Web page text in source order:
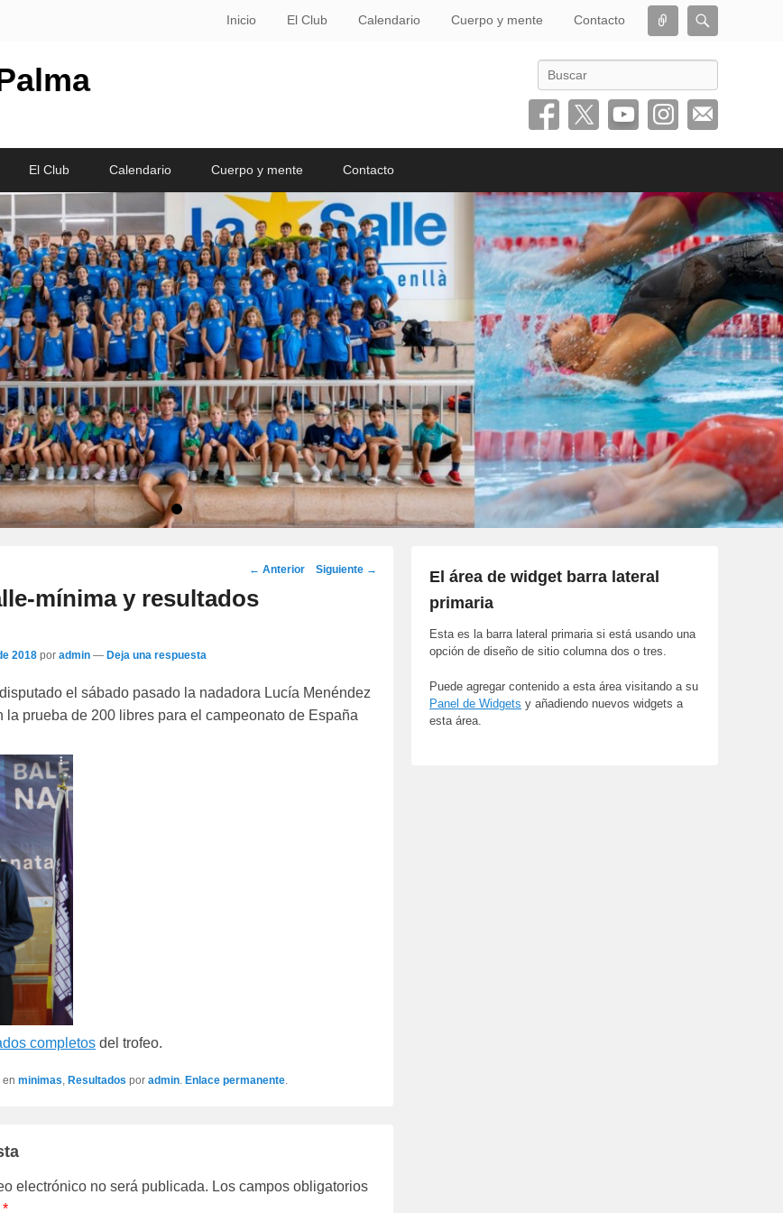
Conectar
Inicio El Club Calendario Cuerpo y mente Contacto
Buscar
El Club Calendario Cuerpo y mente Contacto
•
Navegación
por
← Anterior Siguiente →
mínima y resultados
2018 por admin — Deja una respuesta
el sábado pasado la nadadora Lucía Menéndez
la prueba de 200 libres para el campeonato de España
completos del trofeo.
en minimas, Resultados por admin. Enlace permanente.
electrónico no será publicada. Los campos obligatorios
*
El área de widget barra lateral
primaria
Esta es la barra lateral primaria si está usando una
opción de diseño de sitio columna dos o tres.
Puede agregar contenido a esta área visitando a su
Panel de Widgets y añadiendo nuevos widgets a
esta área.